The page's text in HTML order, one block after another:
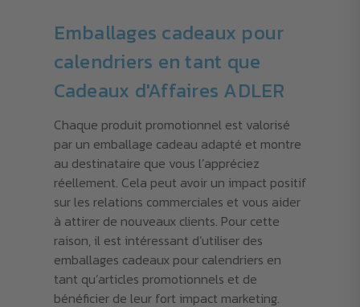
Emballages cadeaux pour
calendriers en tant que
Cadeaux d'Affaires ADLER
Chaque produit promotionnel est valorisé
par un emballage cadeau adapté et montre
au destinataire que vous l’appréciez
réellement. Cela peut avoir un impact positif
sur les relations commerciales et vous aider
à attirer de nouveaux clients. Pour cette
raison, il est intéressant d’utiliser des
emballages cadeaux pour calendriers en
tant qu’articles promotionnels et de
bénéficier de leur fort impact marketing.